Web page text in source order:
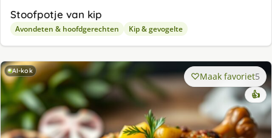
Stoofpotje van kip
Avondeten & hoofdgerechten Kip & gevogelte
AI-kok Maak favoriet5
👍